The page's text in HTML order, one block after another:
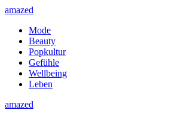
amazed
Mode
Beauty
Popkultur
Gefühle
Wellbeing
Leben
amazed